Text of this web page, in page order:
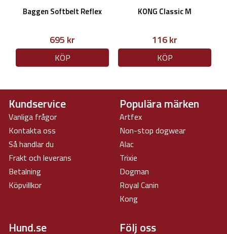
Baggen Softbelt Reflex
695 kr
KÖP
KONG Classic M
116 kr
KÖP
Kundservice
Vanliga frågor
Kontakta oss
Så handlar du
Frakt och leverans
Betalning
Köpvillkor
Populära märken
Artfex
Non-stop dogwear
Alac
Trixie
Dogman
Royal Canin
Kong
Hund.se Följ oss